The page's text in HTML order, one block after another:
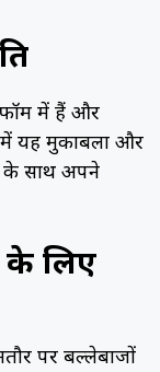
में हैं और
यह मुकाबला और
के साथ अपने
के लिए
पर बल्लेबाजों